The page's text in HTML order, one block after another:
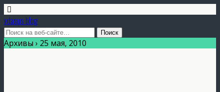
vdasus blog
Архивы › 25 мая, 2010